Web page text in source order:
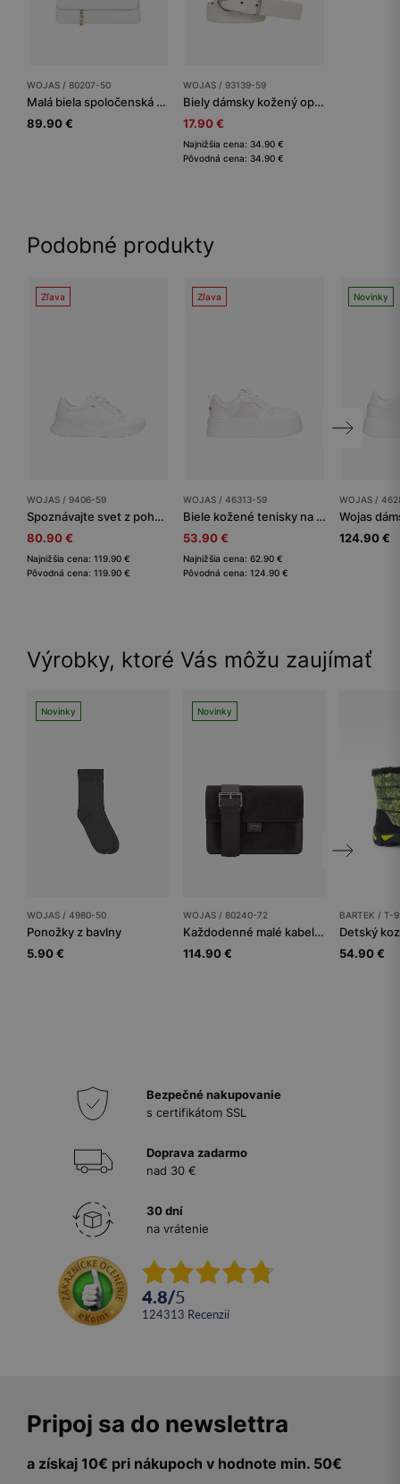
WOJAS / 80207-50
Malá biela spoločenská kabelka
89.90 €
WOJAS / 93139-59
Biely dámsky kožený opasok so striebornou prackou
17.90 €
Najnižšia cena: 34.90 €
Pôvodná cena: 34.90 €
Podobné produkty
Zľava
WOJAS / 9406-59
Spoznávajte svet z pohodlia bielych dámskych sneakersov
80.90 €
Najnižšia cena: 119.90 €
Pôvodná cena: 119.90 €
Zľava
WOJAS / 46313-59
Biele kožené tenisky na vysokej platforme
53.90 €
Najnižšia cena: 62.90 €
Pôvodná cena: 124.90 €
Novinky
WOJAS /
124.90 €
Výrobky, ktoré Vás môžu zaujímať
Novinky
WOJAS / 4980-50
Ponožky z bavlny
5.90 €
Novinky
WOJAS / 80240-72
Každodenné malé kabelky dámske
114.90 €
BARTEK / T-
Detský
54.90 €
Bezpečné nakupovanie
s certifikátom SSL
Doprava zadarmo
nad 30 €
30 dní
na vrátenie
4.8/5
124313 recenzií
Pripoj sa do newslettra
a získaj 10€ pri nákupoch v hodnote min. 50€